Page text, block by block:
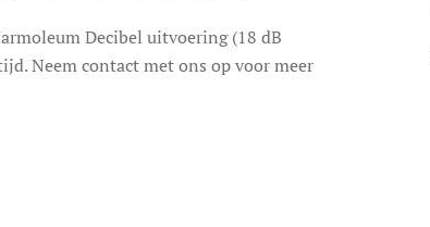
Decibel uitvoering (18 dB
Neem contact met ons op voor meer